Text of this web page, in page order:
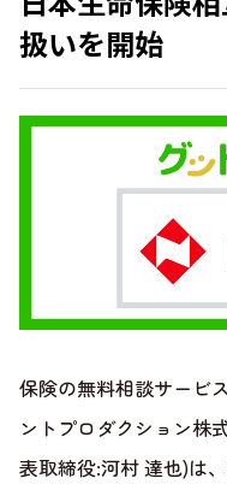
扱いを開始
保険の無料相談サービ
ントプロダクション株
表取締役:河村 達也)は